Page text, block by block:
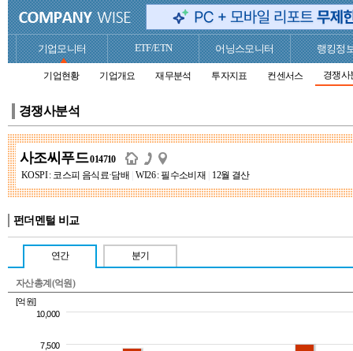
기업모니터 ETF/ETN 어닝스모니터 랭킹정
기업현황 기업개요 재무분석 투자지표 컨센서스 경쟁사
경쟁사분석
사조씨푸드014710
KOSPI : 코스피 음식료·담배
WI26 : 필수소비재 12월 결산
펀더멘털 비교
연간 분기
자산총계(억원)
[억원]
7,500
10,000